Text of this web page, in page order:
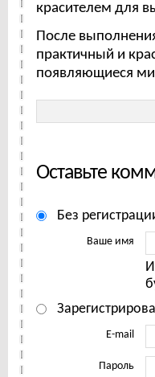
красителем для
После
практичный и
появляющиеся
Оставьте
Без
Ваше имя
E-mail
Пароль